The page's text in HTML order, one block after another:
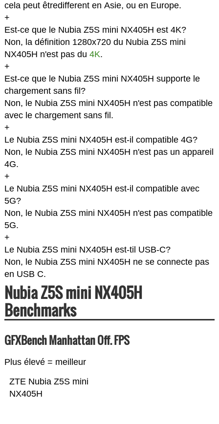
cela peut êtredifferent en Asie, ou en Europe.
+
Est-ce que le Nubia Z5S mini NX405H est 4K?
Non, la définition 1280x720 du Nubia Z5S mini
NX405H n'est pas du 4K.
+
Est-ce que le Nubia Z5S mini NX405H supporte le
chargement sans fil?
Non, le Nubia Z5S mini NX405H n'est pas compatible
avec le chargement sans fil.
+
Le Nubia Z5S mini NX405H est-il compatible 4G?
Non, le Nubia Z5S mini NX405H n'est pas un appareil
4G.
+
Le Nubia Z5S mini NX405H est-il compatible avec
5G?
Non, le Nubia Z5S mini NX405H n'est pas compatible
5G.
+
Le Nubia Z5S mini NX405H est-til USB-C?
Non, le Nubia Z5S mini NX405H ne se connecte pas
en USB C.
Nubia Z5S mini NX405H
Benchmarks
GFXBench Manhattan Off. FPS
Plus élevé = meilleur
ZTE Nubia Z5S mini
NX405H